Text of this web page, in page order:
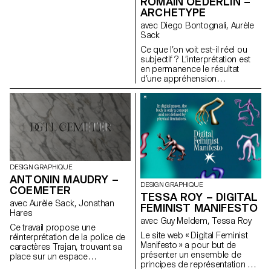
sentiment d’impuissance et de
passivité, la technique du
collage manuel apparaît
comme un palimpseste à
travers lequel l’histoire peut
assumer de nouvelles
perspectives. Images récoltées
et créations personnelles
s’accumulent puis se
dégradent au fil de cette
dystopie, encourageant la
projection du lecteur et
l’assimilation de ces
informations.
ARCHETYPE
avec Diego Bontognali, Aurèle
Sack
Ce que l’on voit est-il réel ou
subjectif ? L’interprétation est
en permanence le résultat
d’une appréhension
individuelle. C’est pour cette
raison que l’espace peut être
manipulé et exacerber des
relations désirées. En lien avec
la perception de notre
environnement, ce travail étudie
le principe d’anamorphose
engendré par des caractères
typographiques conçus en
trois dimensions. Fluctuantes
entre lettres et abstraction, ces
structures visuelles proposent
différents degrés de lisibilité en
fonction du point de vue
adopté.
DESIGN GRAPHIQUE
ANTONIN MAUDRY –
COEMETER
avec Aurèle Sack, Jonathan
Hares
Ce travail propose une
réinterprétation de la police de
caractères Trajan, trouvant sa
place sur un espace
DESIGN GRAPHIQUE
TESSA ROY – DIGITAL
FEMINIST MANIFESTO
avec Guy Meldem, Tessa Roy
Le site web « Digital Feminist
Manifesto » a pour but de
présenter un ensemble de
principes de représentation du